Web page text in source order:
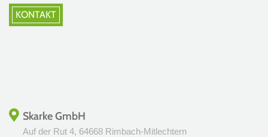
KONTAKT
Skarke GmbH
Auf der Rut 4, 64668 Rimbach-Mitlechtern